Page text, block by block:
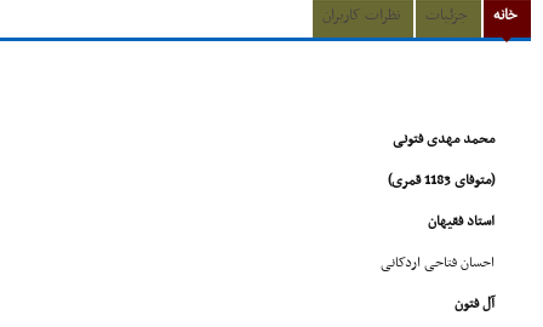
خانه جزئیات نظرات کاربران
محمد مهدی فتونی
(متوفای 1183 قمری)
استاد فقیهان
احسان فتاحی اردکانی
آل فتون